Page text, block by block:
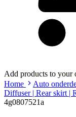
Add products to your
Home Auto
Diffuser | Rear skirt |
4g0807521a